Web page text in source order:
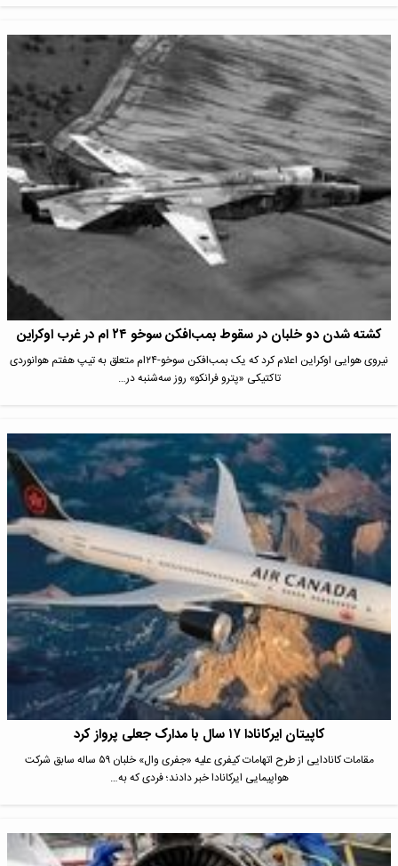
کشته شدن دو خلبان در سقوط بمب‌افکن سوخو ۲۴ ام در غرب اوکراین
نیروی هوایی اوکراین اعلام کرد که یک بمب‌افکن سوخو-۲۴ام متعلق به تیپ هفتم هوانوردی
تاکتیکی «پترو فرانکو» روز سه‌شنبه در…
کاپیتان ایرکانادا ۱۷ سال با مدارک جعلی پرواز کرد
مقامات کانادایی از طرح اتهامات کیفری علیه «جفری وال» خلبان ۵۹ ساله سابق شرکت
هواپیمایی ایرکانادا خبر دادند؛ فردی که به…